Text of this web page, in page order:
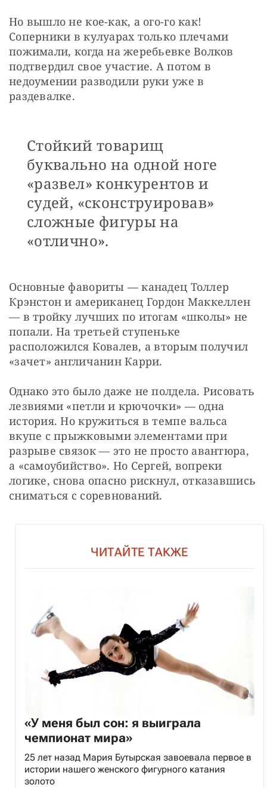
Но вышло не кое-как, а ого-го как!
Соперники в кулуарах только плечами
пожимали, когда на жеребьевке Волков
подтвердил свое участие. А потом в
недоумении разводили руки уже в
раздевалке.
Стойкий товарищ
буквально на одной ноге
«развел» конкурентов и
судей, «сконструировав»
сложные фигуры на
«отлично».
Основные фавориты — канадец Толлер
Крэнстон и американец Гордон Маккеллен
— в тройку лучших по итогам «школы» не
попали. На третьей ступеньке
расположился Ковалев, а вторым получил
«зачет» англичанин Карри.
Однако это было даже не полдела. Рисовать
лезвиями «петли и крючочки» — одна
история. Но кружиться в темпе вальса
вкупе с прыжковыми элементами при
разрыве связок — это не просто авантюра,
а «самоубийство». Но Сергей, вопреки
логике, снова опасно рискнул, отказавшись
сниматься с соревнований.
ЧИТАЙТЕ ТАКЖЕ
«У меня был сон: я выиграла
чемпионат мира»
25 лет назад Мария Бутырская завоевала первое в
истории нашего женского фигурного катания
золото